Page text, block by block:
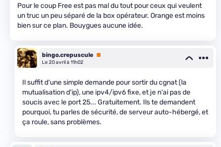
Pour le coup Free est pas mal du tout pour ceux qui veulent
un truc un peu séparé de la box opérateur. Orange est moins
bien sur ce plan. Bouygues aucune idée.
bingo.crepuscule Premium
Le 20 avril à 11h02
Il suffit d'une simple demande pour sortir du cgnat (la
mutualisation d'ip), une ipv4/ipv6 fixe, et je n'ai pas de
soucis avec le port 25... Gratuitement. Ils te demandent
pourquoi, tu parles de sécurité, de serveur auto-hébergé, et
ça roule, sans problèmes.